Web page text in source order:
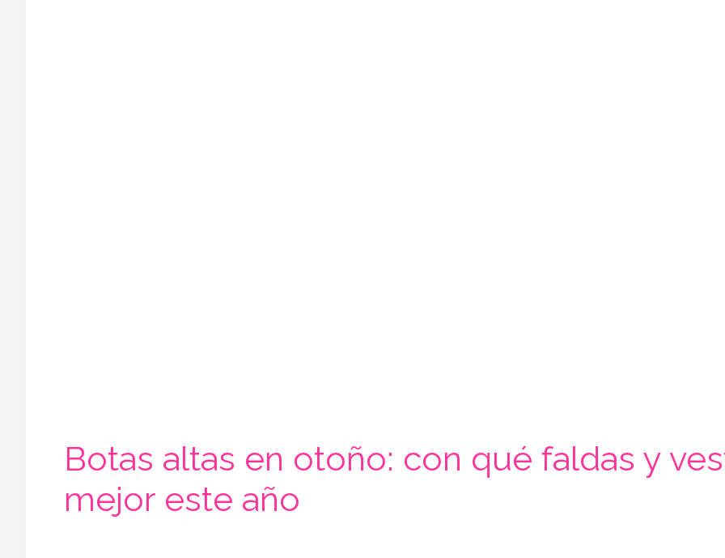
Botas altas en otoño: con qué faldas y
mejor este año